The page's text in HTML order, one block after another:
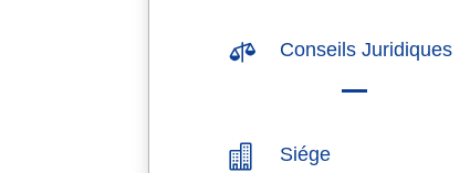
 Conseils Juridiques
 Siége